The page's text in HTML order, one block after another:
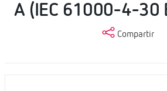
A (IEC 61000-4-30
Compartir